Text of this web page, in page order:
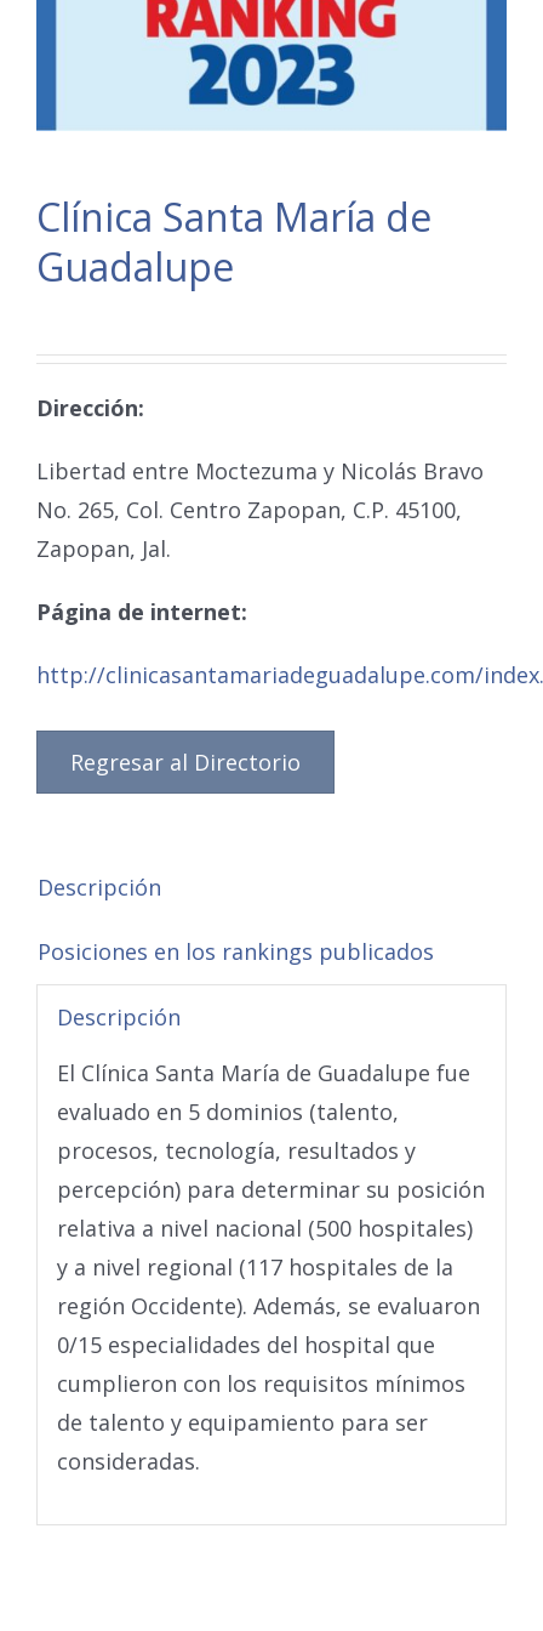
Clínica Santa María de
Guadalupe
Dirección:
Libertad entre Moctezuma y Nicolás Bravo
No. 265, Col. Centro Zapopan, C.P. 45100,
Zapopan, Jal.
Página de internet:
http://clinicasantamariadeguadalupe.com/
Regresar al Directorio
Descripción
Posiciones en los rankings publicados
Descripción
El Clínica Santa María de Guadalupe fue
evaluado en 5 dominios (talento,
procesos, tecnología, resultados y
percepción) para determinar su posición
relativa a nivel nacional (500 hospitales)
y a nivel regional (117 hospitales de la
región Occidente). Además, se evaluaron
0/15 especialidades del hospital que
cumplieron con los requisitos mínimos
de talento y equipamiento para ser
consideradas.